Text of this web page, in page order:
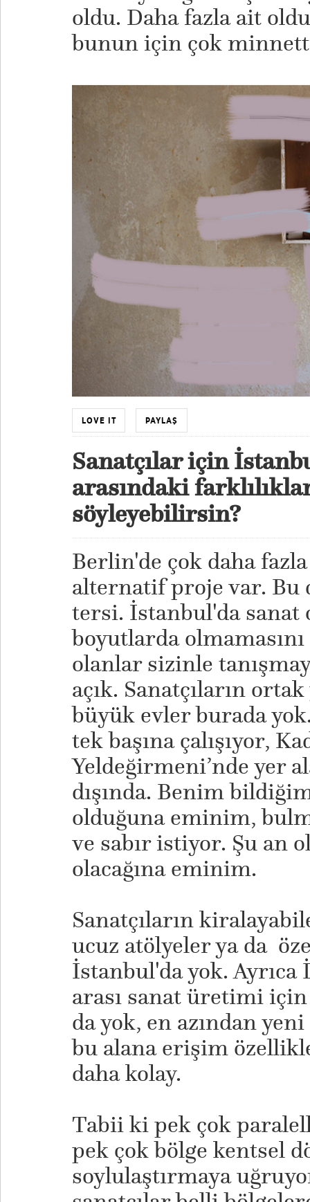
oldu. Daha fazla ait
bunun için çok
LOVE IT PAYLAŞ
Sanatçılar için
arasındaki
söyleyebilirsin?
Berlin'de çok daha
alternatif proje var.
tersi. İstanbul'da sanat
boyutlarda
olanlar sizinle
açık. Sanatçıların ortak
büyük evler burada
tek başına çalışıyor,
Yeldeğirmeni’nde yer
dışında. Benim
olduğuna eminim,
ve sabır istiyor. Şu an
olacağına eminim.
Sanatçıların
ucuz atölyeler ya da
İstanbul'da yok.
arası sanat üretimi için
da yok, en azından
bu alana erişim
daha kolay.
Tabii ki pek çok
pek çok bölge kentsel
soylulaştırmaya